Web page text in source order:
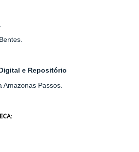
e Repositório
Amazonas Passos.